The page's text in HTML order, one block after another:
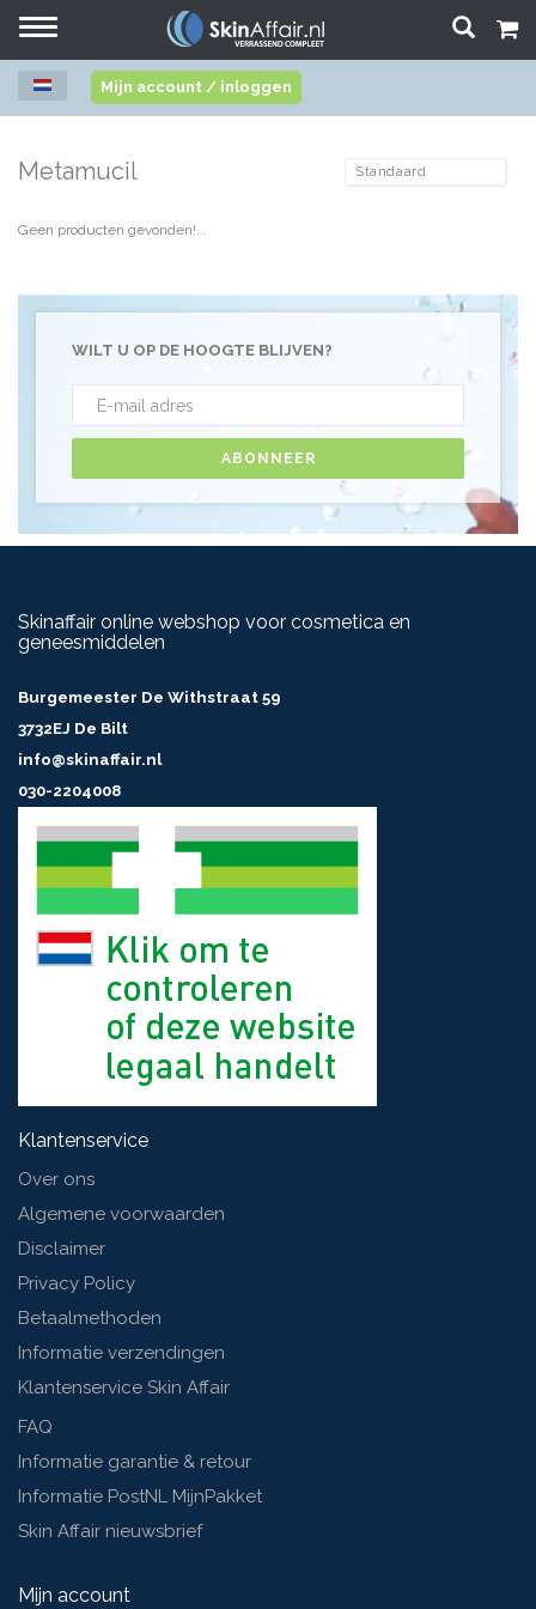
Toggle
Mijn account / inloggen
Metamucil
Geen producten gevonden!...
WILT U OP DE HOOGTE BLIJVEN?
ABONNEER
Skinaffair online webshop voor cosmetica en
geneesmiddelen
Burgemeester De Withstraat 59
3732EJ De Bilt
info@skinaffair.nl
030-2204008
Klantenservice
Over ons
Algemene voorwaarden
Disclaimer
Privacy Policy
Betaalmethoden
Informatie verzendingen
Klantenservice Skin Affair
FAQ
Informatie garantie & retour
Informatie PostNL MijnPakket
Skin Affair nieuwsbrief
Mijn account